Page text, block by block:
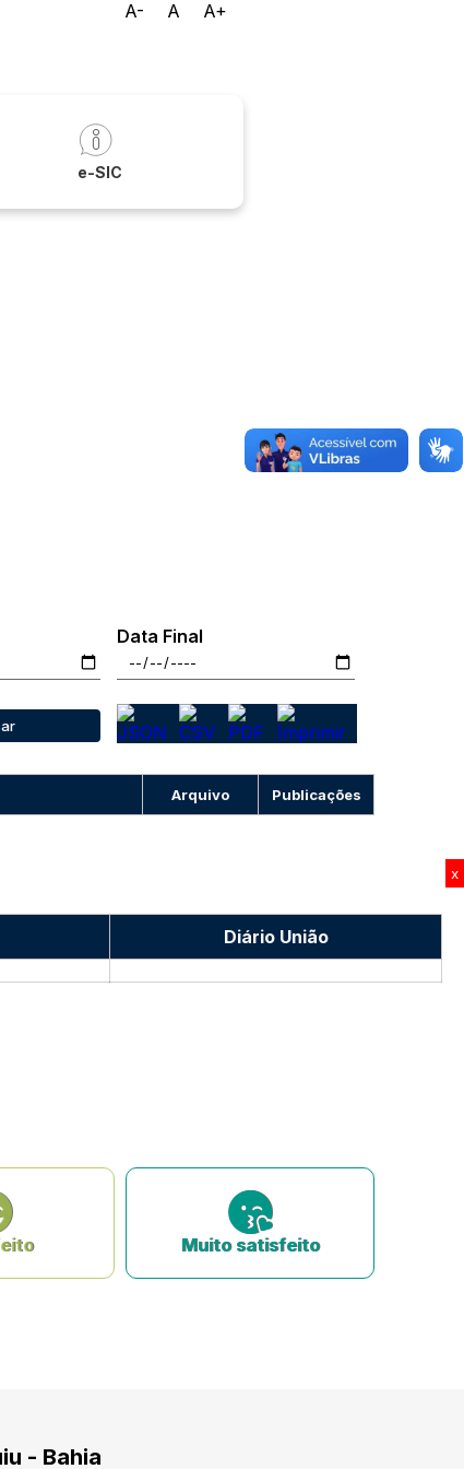
A- A
A+
e-SIC
Data Final
Arquivo Publicações
x
Diário União
Muito satisfeito
- Bahia